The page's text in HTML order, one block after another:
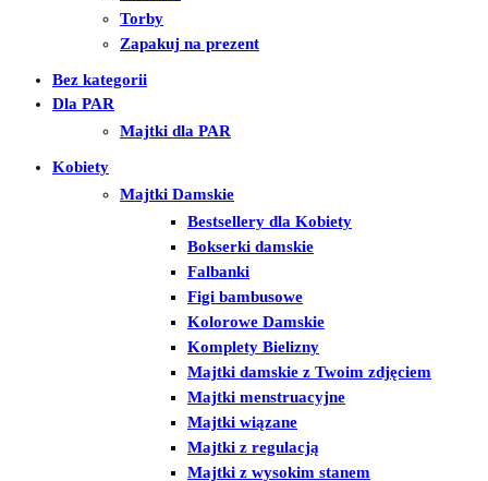
Torby
Zapakuj na prezent
Bez kategorii
Dla PAR
Majtki dla PAR
Kobiety
Majtki Damskie
Bestsellery dla Kobiety
Bokserki damskie
Falbanki
Figi bambusowe
Kolorowe Damskie
Komplety Bielizny
Majtki damskie z Twoim zdjęciem
Majtki menstruacyjne
Majtki wiązane
Majtki z regulacją
Majtki z wysokim stanem